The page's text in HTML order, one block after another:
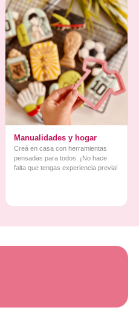
Manualidades y hogar
Creá en casa con herramientas
pensadas para todos. ¡No hace
falta que tengas experiencia previa!